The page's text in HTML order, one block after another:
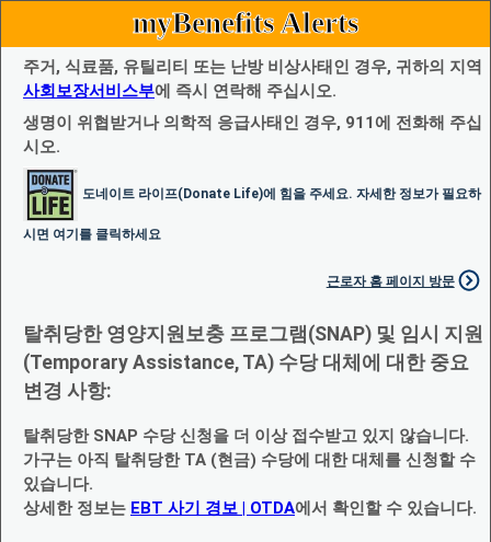
myBenefits Alerts
주거, 식료품, 유틸리티 또는 난방 비상사태인 경우, 귀하의 지역
사회보장서비스부에 즉시 연락해 주십시오.
생명이 위협받거나 의학적 응급사태인 경우, 911에 전화해 주십
시오.
도네이트 라이프(Donate Life)에 힘을 주세요. 자세한 정보가 필요하
시면 여기를 클릭하세요
근로자 홈 페이지 방문
탈취당한 영양지원보충 프로그램(SNAP) 및 임시 지원
(Temporary Assistance, TA) 수당 대체에 대한 중요
변경 사항:
탈취당한 SNAP 수당 신청을 더 이상 접수받고 있지 않습니다.
가구는 아직 탈취당한 TA (현금) 수당에 대한 대체를 신청할 수
있습니다.
상세한 정보는 EBT 사기 경보 | OTDA에서 확인할 수 있습니다.